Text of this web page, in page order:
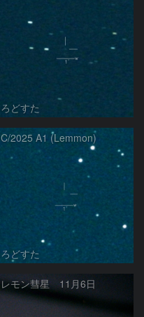
ろどすた
C/2025 A1 (Lemmon)
ろどすた
レモン彗星 11月6日